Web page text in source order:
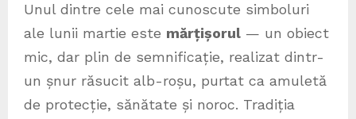
Unul dintre cele mai cunoscute simboluri
ale lunii martie este mărțișorul — un obiect
mic, dar plin de semnificație, realizat dintr-
un șnur răsucit alb-roșu, purtat ca amuletă
de protecție, sănătate și noroc. Tradiția